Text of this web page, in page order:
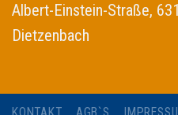
Albert-Einstein-Straße,
Dietzenbach